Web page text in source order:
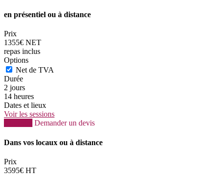
en présentiel ou à distance
Prix
1355€ NET
repas inclus
Options
Net de TVA
Durée
2 jours
14 heures
Dates et lieux
Voir les sessions
Demander un devis
Dans vos locaux ou à distance
Prix
3595€ HT